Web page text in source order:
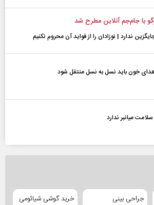
با جام‌جم آنلاین مطرح شد
ندارد | نوزادان را از فواید آن محروم نکنیم
خون باید نسل به نسل منتقل شود
میانبر ندارد
جراحی بینی خرید گوشی شیائومی